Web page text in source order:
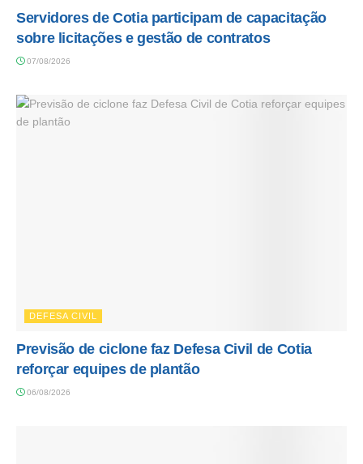
Servidores de Cotia participam de capacitação
sobre licitações e gestão de contratos
07/08/2026
DEFESA CIVIL
Previsão de ciclone faz Defesa Civil de Cotia
reforçar equipes de plantão
06/08/2026